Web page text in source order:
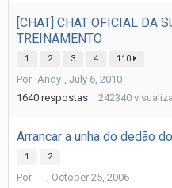
[CHAT] CHAT OFICIAL DA
TREINAMENTO
1 2 3 4 110
Por -Andy- July 6, 2010
1640 respostas 242340
Arrancar a unha do dedão
1 2
Por ---- October 25, 2006